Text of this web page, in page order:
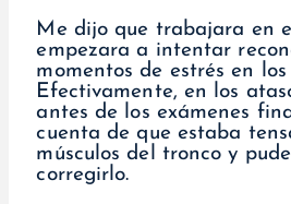
Me dijo que trabajara en
empezara a intentar
momentos de estrés en
Efectivamente, en los
antes de los exámenes
cuenta de que estaba
músculos del tronco y
corregirlo.